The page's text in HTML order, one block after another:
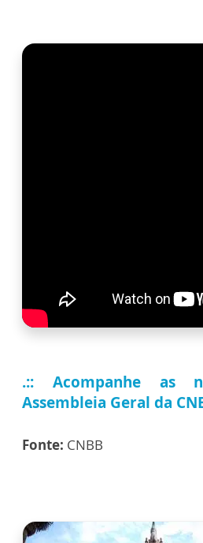
.:: Acompanhe as
Assembleia Geral da
Fonte: CNBB